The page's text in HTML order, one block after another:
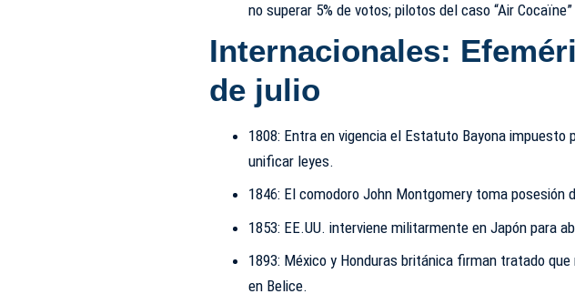
no superar 5% de votos; pilotos del caso “Air
Internacionales:
de julio
1808: Entra en vigencia el Estatuto Bayona impuesto
unificar leyes.
1846: El comodoro John Montgomery toma posesión
1853: EE.UU. interviene militarmente en Japón para
1893: México y Honduras británica firman tratado
en Belice.